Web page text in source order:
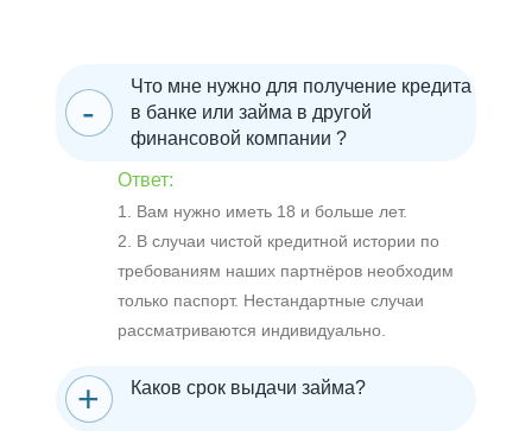
Что мне нужно для получение кредита
в банке или займа в другой
финансовой компании ?
Ответ:
1. Вам нужно иметь 18 и больше лет.
2. В случаи чистой кредитной истории по
требованиям наших партнёров необходим
только паспорт. Нестандартные случаи
рассматриваются индивидуально.
Каков срок выдачи займа?